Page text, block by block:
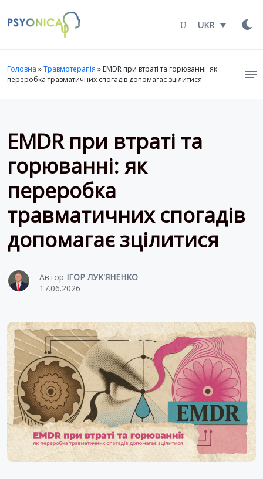
UKR
Головна »Травмотерапія » EMDR при втраті та горюванні: як
переробка травматичних спогадів допомагає зцілитися
EMDR при втраті та
горюванні: як
переробка
травматичних спогадів
допомагає зцілитися
Автор ІГОР ЛУК'ЯНЕНКО
17.06.2026